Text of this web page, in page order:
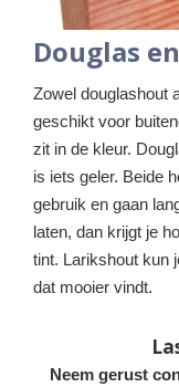
Douglas
Zowel douglashout
geschikt voor
zit in de kleur.
is iets geler. Beide
gebruik en gaan
laten, dan krijgt je
tint. Larikshout kun
dat mooier vindt.
Neem gerust